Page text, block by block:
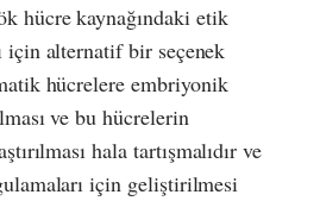
hücre kaynağındaki etik
için alternatif bir seçenek
hücrelere embriyonik
ve bu hücrelerin
hala tartışmalıdır ve
için geliştirilmesi